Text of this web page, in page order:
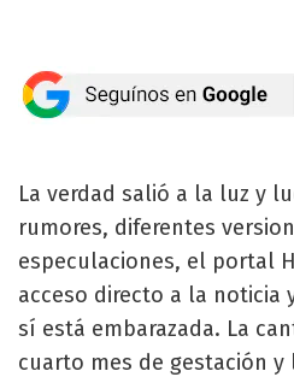
La verdad salió a la luz y
rumores, diferentes
especulaciones, el portal
acceso directo a la noticia
sí está embarazada. La
cuarto mes de gestación